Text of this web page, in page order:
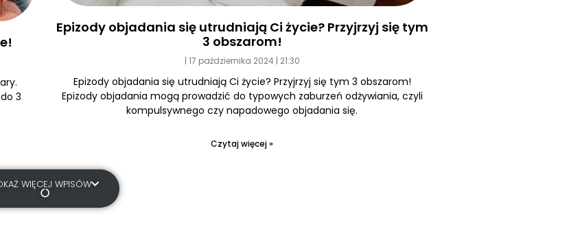
3
Epizody objadania się utrudniają Ci życie? Przyjrzyj się tym
3 obszarom!
17 października 2024 21:30
Epizody objadania się utrudniają Ci życie? Przyjrzyj się tym 3 obszarom!
Epizody objadania mogą prowadzić do typowych zaburzeń odżywiania, czyli
kompulsywnego czy napadowego objadania się.
Czytaj więcej »
WIĘCEJ WPISÓW